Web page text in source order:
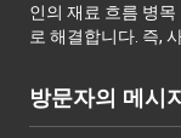
인의 재료 흐름 병
로 해결합니다. 즉,
방문자의 메시지